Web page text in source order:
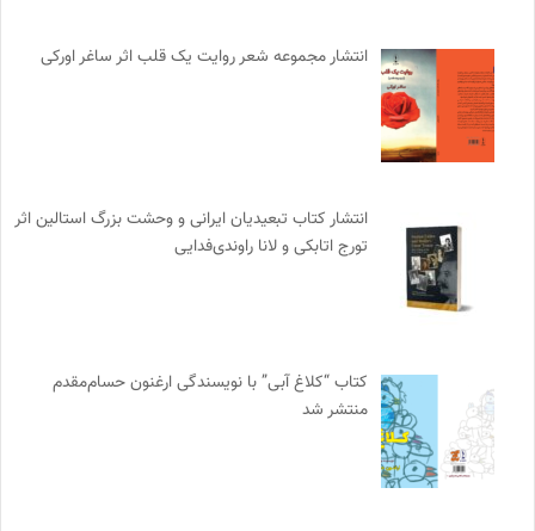
انتشار مجموعه شعر روایت یک قلب اثر ساغر اورکی
انتشار کتاب تبعیدیان ایرانی و وحشت بزرگ استالین اثر
تورج اتابکی و لانا راوندی‌فدایی
کتاب “کلاغ آبی” با نویسندگی ارغنون حسام‌مقدم
منتشر شد